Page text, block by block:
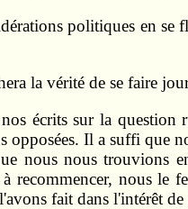
politiques en
la vérité de se faire
écrits sur la question
Il a suffi que
nous nous trouvions
recommencer, nous le
fait dans l'intérêt